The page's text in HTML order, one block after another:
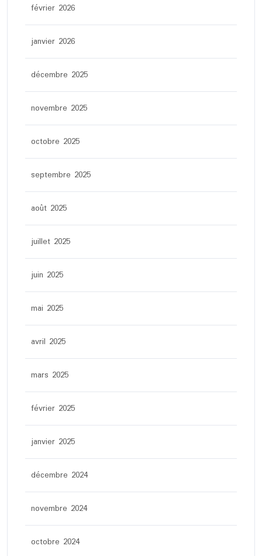
février 2026
janvier 2026
décembre 2025
novembre 2025
octobre 2025
septembre 2025
août 2025
juillet 2025
juin 2025
mai 2025
avril 2025
mars 2025
février 2025
janvier 2025
décembre 2024
novembre 2024
octobre 2024